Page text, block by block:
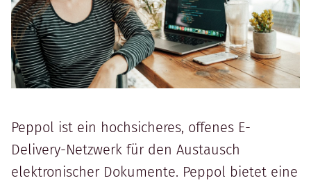
Peppol ist ein hochsicheres, offenes E-
Delivery-Netzwerk für den Austausch
elektronischer Dokumente. Peppol bietet eine